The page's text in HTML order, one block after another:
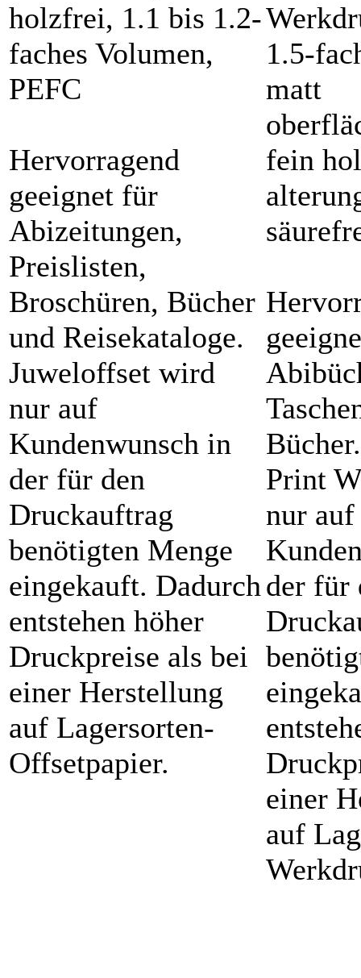
holzfrei, 1.1 bis 1.2-
faches Volumen,
PEFC
Hervorragend
geeignet für
Abizeitungen,
Preislisten,
Broschüren, Bücher
und Reisekataloge.
Juweloffset wird
nur auf
Kundenwunsch in
der für den
Druckauftrag
benötigten Menge
eingekauft. Dadurch
entstehen höher
Druckpreise als bei
einer Herstellung
auf Lagersorten-
Offsetpapier.
1.5-
matt
fein
Print
nur auf
der für
einer
auf